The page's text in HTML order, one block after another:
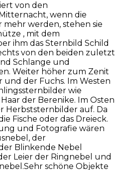
von den
wenn die
werden, stehen sie
, mit dem
ihm das Sternbild Schild
von den beiden zuletzt
Schlange und
Weiter höher zum Zenit
und der Fuchs. Im Westen
wie
der Berenike. Im Osten
Herbststernbilder auf. Da
Fische oder das Dreieck.
und Fotografie wären
der
Blinkende Nebel
Leier der Ringnebel und
schöne Objekte